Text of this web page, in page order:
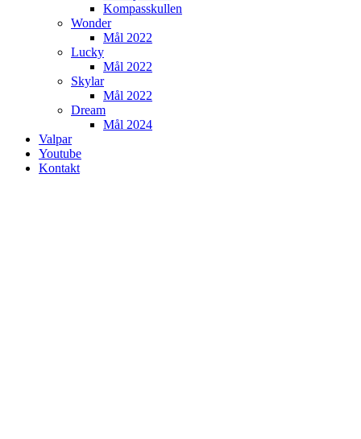
Kompasskullen
Wonder
Mål 2022
Lucky
Mål 2022
Skylar
Mål 2022
Dream
Mål 2024
Valpar
Youtube
Kontakt